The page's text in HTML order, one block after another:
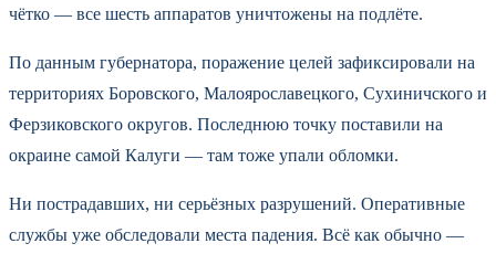
чётко — все шесть аппаратов уничтожены на подлёте.
По данным губернатора, поражение целей зафиксировали на
территориях Боровского, Малоярославецкого, Сухиничского и
Ферзиковского округов. Последнюю точку поставили на
окраине самой Калуги — там тоже упали обломки.
Ни пострадавших, ни серьёзных разрушений. Оперативные
службы уже обследовали места падения. Всё как обычно —